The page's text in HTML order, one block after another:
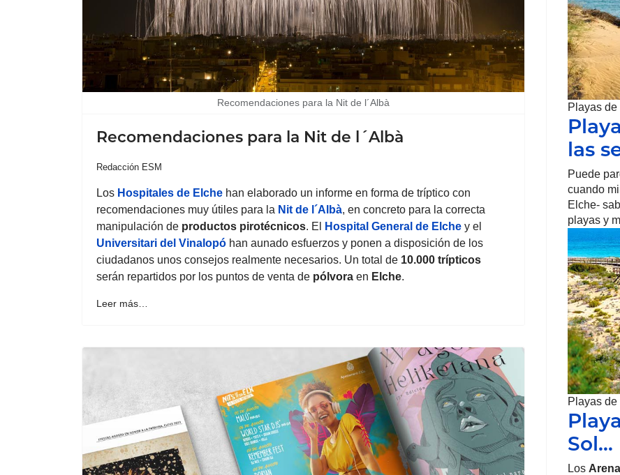
Recomendaciones para la Nit de l´Albà
Recomendaciones para la Nit de l´Albà
Redacción ESM
Los Hospitales de Elche han elaborado un informe en forma de tríptico con
recomendaciones muy útiles para la Nit de l´Albà, en concreto para la correcta
manipulación de productos pirotécnicos. El Hospital General de Elche y el
Universitari del Vinalopó han aunado esfuerzos y ponen a disposición de los
ciudadanos unos consejos realmente necesarios. Un total de 10.000 trípticos
serán repartidos por los puntos de venta de pólvora en Elche.
Leer más…
Playas de
las
Puede
cuando
Elche-
playas y
Playas de
Sol…
Los